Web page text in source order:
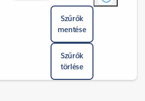
Szűrők
mentése
Szűrők
törlése